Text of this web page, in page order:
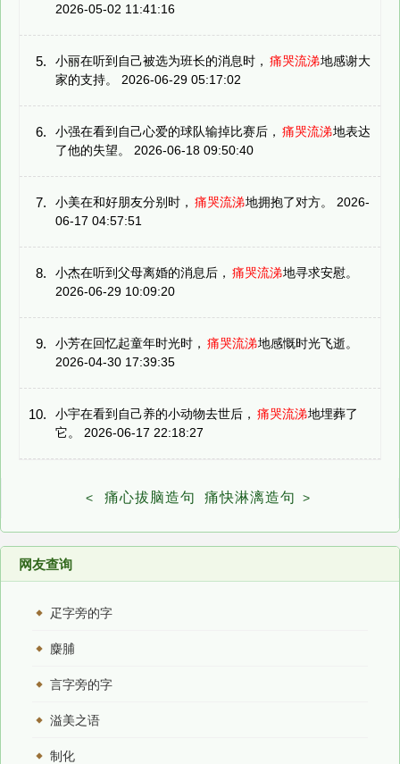
2026-05-02 11:41:16
5. 小丽在听到自己被选为班长的消息时， 痛哭流涕地感谢大
家的支持。 2026-06-29 05:17:02
6. 小强在看到自己心爱的球队输掉比赛后， 痛哭流涕地表达
了他的失望。 2026-06-18 09:50:40
7. 小美在和好朋友分别时， 痛哭流涕地拥抱了对方。 2026-
06-17 04:57:51
8. 小杰在听到父母离婚的消息后， 痛哭流涕地寻求安慰。
2026-06-29 10:09:20
9. 小芳在回忆起童年时光时， 痛哭流涕地感慨时光飞逝。
2026-04-30 17:39:35
10. 小宇在看到自己养的小动物去世后， 痛哭流涕地埋葬了
它。 2026-06-17 22:18:27
< 痛心拔脑造句 痛快淋漓造句 >
网友查询
疋字旁的字
麋脯
言字旁的字
溢美之语
制化